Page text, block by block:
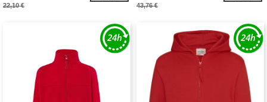
22,10 € 43,76 €